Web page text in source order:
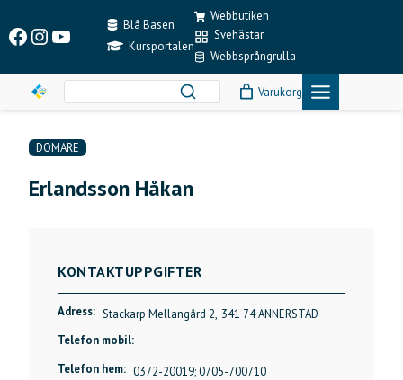
content
Facebook
Instagram
YouTubeBlå Basen
Kursportalen
Webbutiken
Svehästar
Webbsprångrulla
Varukorg
DOMARE
Erlandsson Håkan
KONTAKTUPPGIFTER
Adress: Stackarp Mellangård 2, 341 74 ANNERSTAD
Telefon mobil:
Telefon hem: 0372-20019; 0705-700710